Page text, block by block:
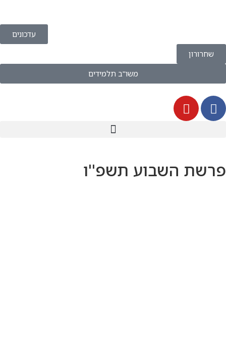
משו''ב תלמידים
השבוע תשפ''ו